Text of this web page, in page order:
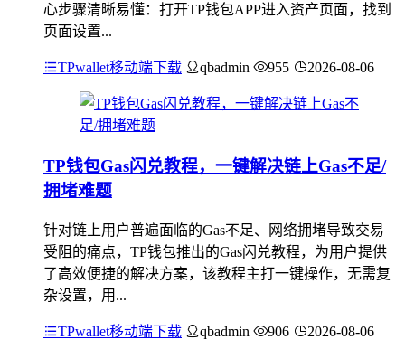
心步骤清晰易懂：打开TP钱包APP进入资产页面，找到
页面设置...
TPwallet移动端下载 qbadmin 955 2026-08-06
TP钱包Gas闪兑教程，一键解决链上Gas不足/
拥堵难题
针对链上用户普遍面临的Gas不足、网络拥堵导致交易
受阻的痛点，TP钱包推出的Gas闪兑教程，为用户提供
了高效便捷的解决方案，该教程主打一键操作，无需复
杂设置，用...
TPwallet移动端下载 qbadmin 906 2026-08-06